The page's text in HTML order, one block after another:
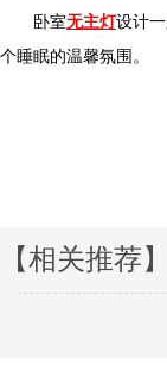
卧室无主灯设计一
个睡眠的温馨氛围。
【相关推荐】